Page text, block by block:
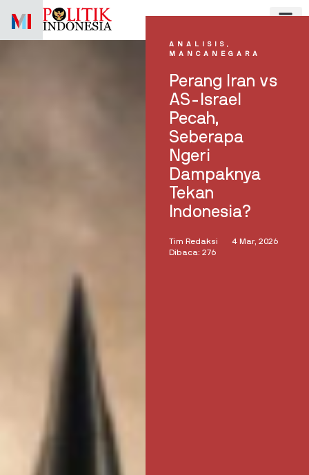
ANALISIS,
MANCANEGARA
Perang Iran vs
AS-Israel
Pecah,
Seberapa
Ngeri
Dampaknya
Tekan
Indonesia?
Tim Redaksi
4 Mar, 2026
Dibaca: 276